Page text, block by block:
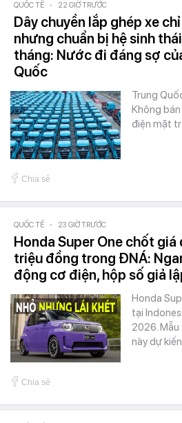
QUỐC TẾ - 22 GIỜ TRƯỚC
Dây chuyền lắp ghép xe
nhưng chuẩn bị hệ sinh
tháng: Nước đi đáng sợ
Quốc
Trung
Không
điện mặt
Chia sẻ
QUỐC TẾ - 23 GIỜ TRƯỚC
Honda Super One chốt
triệu đồng trong ĐNÁ:
động cơ điện, hộp số giả
Honda
tại
2026.
này dự
Chia sẻ